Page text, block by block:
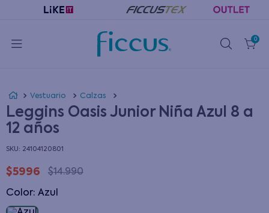
0
Vestuario Calzas
Leggins Oasis Junior Niña Azul 8 a
12 años
: 24104120801
$5996 $14.990
Color: azul